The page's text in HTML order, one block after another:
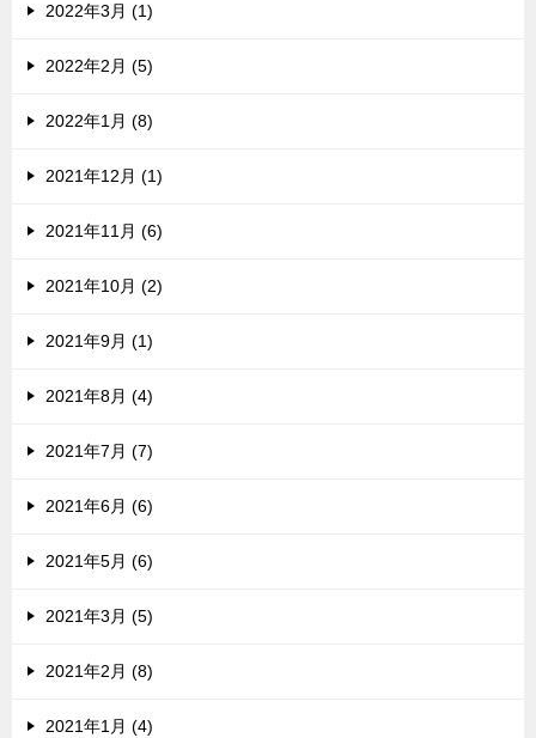
2022年3月 (1)
2022年2月 (5)
2022年1月 (8)
2021年12月 (1)
2021年11月 (6)
2021年10月 (2)
2021年9月 (1)
2021年8月 (4)
2021年7月 (7)
2021年6月 (6)
2021年5月 (6)
2021年3月 (5)
2021年2月 (8)
2021年1月 (4)